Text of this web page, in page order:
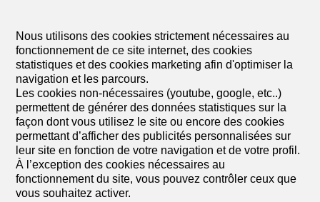
Morgins / Station
Splendide projet de construction de 8 appartements, ainsi
que 9 places de parking souterraines, dont 2 lots en
résidence secondaire. Nichée au centre de Morgins, la
Résidence Vénus incarne l'élégance alpine. À seulement
15 km de Monthey et de l'autoroute A9, elle se dresse à
1340 mètres d'altitude, portail privilégié du prestigieux
domaine des "Portes du Soleil" et voisine immédiate de la
France, à 3 km de Châtel. Découvrez nos 8
appartements de 3 1/2 et 4 1/2 pièces, dessinés pour
fusionner grandeur et intimité. Chaque espace, du sol au
Nous utilisons des cookies strictement nécessaires au
fonctionnement de ce site internet, des cookies
statistiques et des cookies marketing afin d'optimiser la
navigation et les parcours.
Les cookies non-nécessaires (youtube, google, etc..)
permettent de générer des données statistiques sur la
façon dont vous utilisez le site ou encore des cookies
permettant d’afficher des publicités personnalisées sur
leur site en fonction de votre navigation et de votre profil.
À l’exception des cookies nécessaires au
fonctionnement du site, vous pouvez contrôler ceux que
vous souhaitez activer.